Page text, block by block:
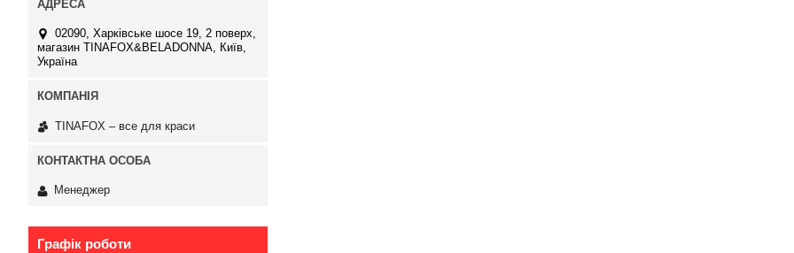
02090, Харківське шосе 19, 2 поверх,
магазин TINAFOX&BELADONNA, Київ,
Україна
TINAFOX – все для краси
Менеджер
Графік роботи